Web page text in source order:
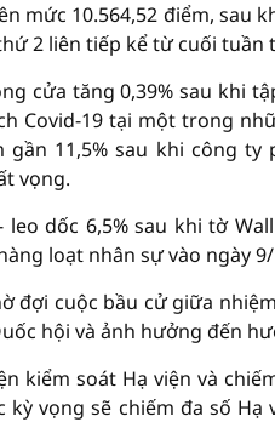
mức 10.564,52 điểm, sau
2 liên tiếp kể từ cuối tuần
cửa tăng 0,39% sau khi
Covid-19 tại một trong
11,5% sau khi công
vọng.
dốc 6,5% sau khi tờ
loạt nhân sự vào ngày
đợi cuộc bầu cử giữa
hội và ảnh hưởng đến
kiểm soát Hạ viện và
vọng sẽ chiếm đa số